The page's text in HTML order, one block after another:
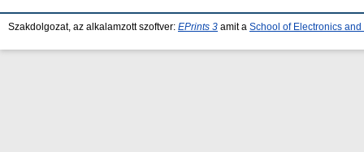
Szakdolgozat, az alkalamzott szoftver: EPrints 3 amit a School of Electronics